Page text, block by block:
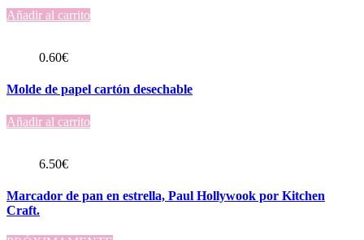
Añadir al carrito
0.60€
Molde de papel cartón desechable
Añadir al carrito
6.50€
Marcador de pan en estrella, Paul Hollywook por Kitchen
Craft.